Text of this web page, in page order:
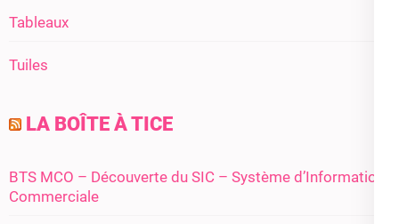
Tableaux
Tuiles
LA BOÎTE À TICE
BTS MCO – Découverte du SIC – Système d’Information
Commerciale